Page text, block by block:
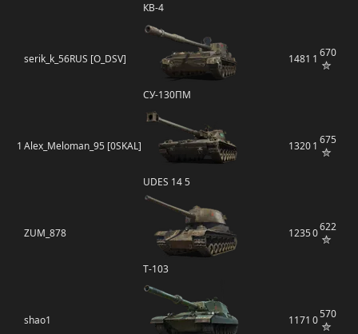
КВ-4
serik_k_56RUS [O_DSV]
СУ-130ПМ
1481 1 670
1 Alex_Meloman_95 [0SKAL]
UDES 14 5
13201 675
ZUM_878
Т-103
12350622
shao1 1171 0570